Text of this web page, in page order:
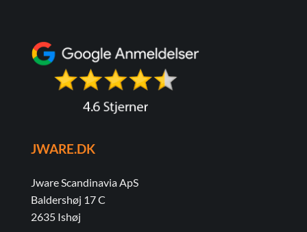
JWARE.DK
Jware Scandinavia ApS
Baldershøj 17 C
2635 Ishøj